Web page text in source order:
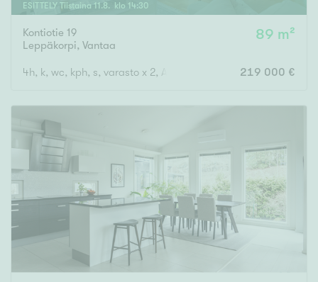
ESITTELY Tiistaina 11 .8. klo 14:30
Kontiotie 19
Leppäkorpi, Vantaa
89 m²
4h, k, wc, kph, s, varasto x 2, AT 219 000 €